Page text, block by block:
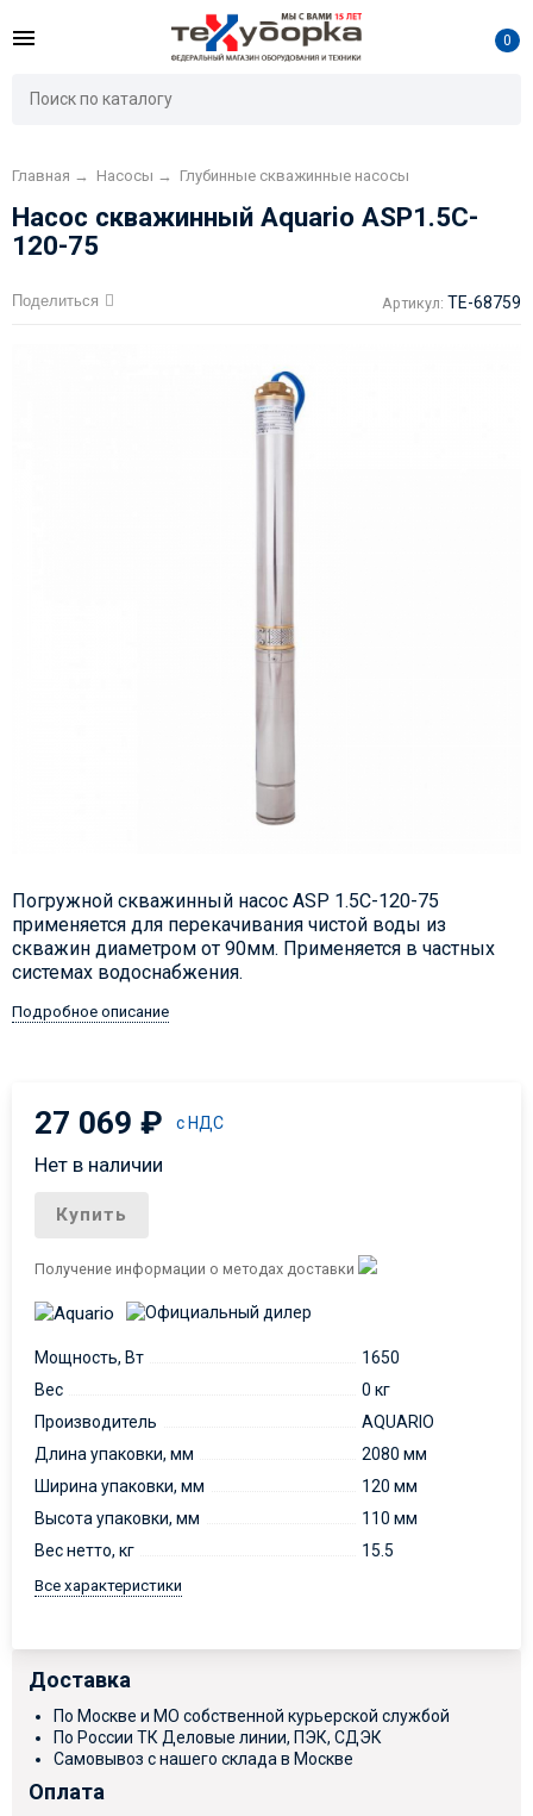
0
Главная → Насосы → Глубинные скважинные насосы
Насос скважинный Aquario ASP1.5C-
120-75
Поделиться Артикул: TE-68759
Погружной скважинный насос ASP 1.5С-120-75
применяется для перекачивания чистой воды из
скважин диаметром от 90мм. Применяется в частных
системах водоснабжения.
Подробное описание
27 069₽ с НДС
Нет в наличии
Купить
Получение информации о методах доставки
Мощность, Вт
1650
Вес
0 кг
Производитель
AQUARIO
Длина упаковки, мм
2080 мм
Ширина упаковки, мм
120 мм
Высота упаковки, мм
110 мм
Вес нетто, кг
15.5
Все характеристики
Доставка
По Москве и МО собственной курьерской службой
По России ТК Деловые линии, ПЭК, СДЭК
Самовывоз с нашего склада в Москве
Оплата